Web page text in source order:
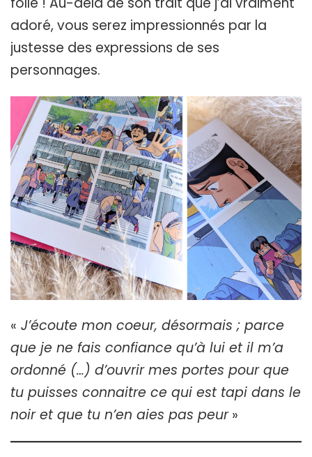
adoré, vous serez impressionnés par la
justesse des expressions de ses
personnages.
« J’écoute mon coeur, désormais ; parce
que je ne fais confiance qu’à lui et il m’a
ordonné (…) d’ouvrir mes portes pour que
tu puisses connaitre ce qui est tapi dans le
noir et que tu n’en aies pas peur»